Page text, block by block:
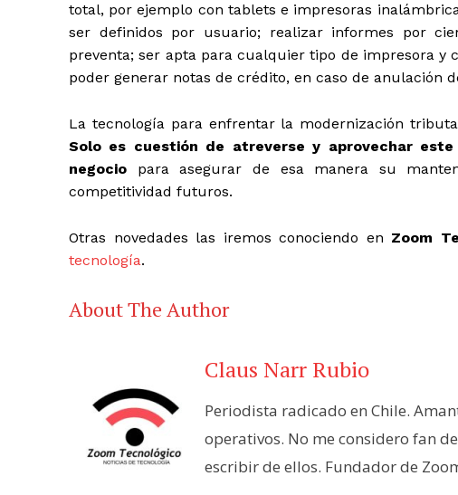
total, por ejemplo con tablets e impresoras
ser definidos por usuario; realizar informes por
preventa; ser apta para cualquier tipo de impresora
poder generar notas de crédito, en caso de anulación
La tecnología para enfrentar la modernización
Solo es cuestión de atreverse y aprovechar
negocio para asegurar de esa manera su
competitividad futuros.
Otras novedades las iremos conociendo en Zoom
tecnología.
About The Author
Claus Narr Rubio
Periodista radicado en Chile.
operativos. No me considero fan
escribir de ellos. Fundador de